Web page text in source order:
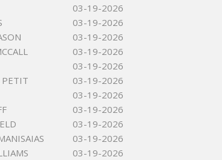
03-19-2026
03-19-2026
03-19-2026
03-19-2026
03-19-2026
PETIT
03-19-2026
03-19-2026
03-19-2026
03-19-2026
03-19-2026
03-19-2026